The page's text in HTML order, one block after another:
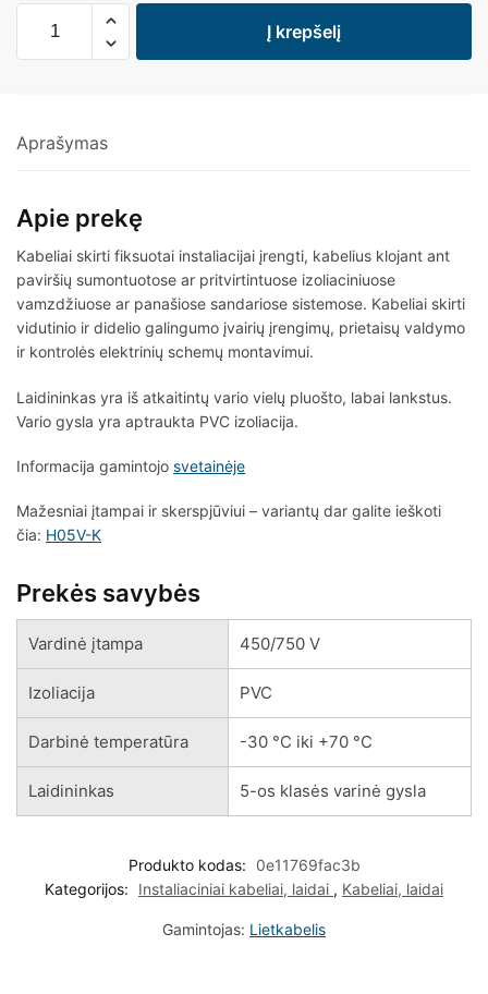
Į krepšelį
Aprašymas
Apie prekę
Kabeliai skirti fiksuotai instaliacijai įrengti, kabelius klojant ant
paviršių sumontuotose ar pritvirtintuose izoliaciniuose
vamzdžiuose ar panašiose sandariose sistemose. Kabeliai skirti
vidutinio ir didelio galingumo įvairių įrengimų, prietaisų valdymo
ir kontrolės elektrinių schemų montavimui.
Laidininkas yra iš atkaitintų vario vielų pluošto, labai lankstus.
Vario gysla yra aptraukta PVC izoliacija.
Informacija gamintojo svetainėje
Mažesniai įtampai ir skerspjūviui – variantų dar galite ieškoti
čia: H05V-K
Prekės savybės
Vardinė įtampa 450/750 V
Izoliacija PVC
Darbinė temperatūra -30 °C iki +70 °C
Laidininkas 5-os klasės varinė gysla
Produkto kodas:
0e11769fac3b
Kategorijos:
Instaliaciniai kabeliai, laidai , Kabeliai, laidai
Gamintojas: Lietkabelis